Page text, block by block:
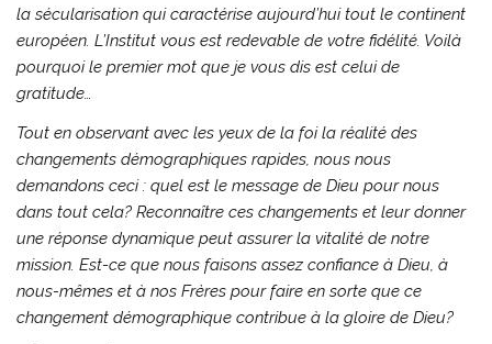
la sécularisation qui caractérise aujourd’hui tout le continent
européen. L’Institut vous est redevable de votre fidélité. Voilà
pourquoi le premier mot que je vous dis est celui de
gratitude…
Tout en observant avec les yeux de la foi la réalité des
changements démographiques rapides, nous nous
demandons ceci : quel est le message de Dieu pour nous
dans tout cela? Reconnaître ces changements et leur donner
une réponse dynamique peut assurer la vitalité de notre
mission. Est-ce que nous faisons assez confiance à Dieu, à
nous-mêmes et à nos Frères pour faire en sorte que ce
changement démographique contribue à la gloire de Dieu?